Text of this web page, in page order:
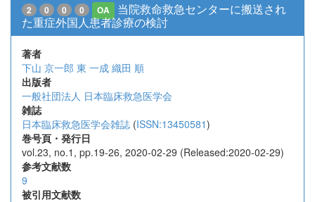
2 0 0 0 OA
当院救命救急センターに搬送され
た重症外国人患者診療の検討
著者
下山 京一郎 東 一成 織田 順
出版者
一般社団法人 日本臨床救急医学会
雑誌
日本臨床救急医学会雑誌 (ISSN:13450581)
巻号頁・発行日
vol.23, no.1, pp.19-26, 2020-02-29 (Released:2020-02-29)
参考文献数
9
被引用文献数